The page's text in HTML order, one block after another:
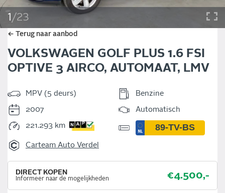
1 /23
← Terug naar aanbod
VOLKSWAGEN GOLF PLUS 1.6 FSI
OPTIVE 3 AIRCO, AUTOMAAT, LMV
MPV (5 deurs) Benzine
2007 Automatisch
221.293 km
Carteam Auto Verdel
DIRECT KOPEN
Informeer naar de mogelijkheden €4.500,-